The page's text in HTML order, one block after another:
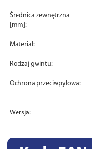
Średnica zewnętrzna
[mm]:
Materiał:
Rodzaj gwintu:
Ochrona przeciwpyłowa:
Wersja: